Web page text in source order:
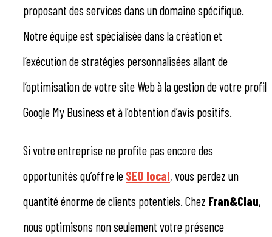
proposant des services dans un domaine spécifique.
Notre équipe est spécialisée dans la création et
l’exécution de stratégies personnalisées allant de
l’optimisation de votre site Web à la gestion de votre profil
Google My Business et à l’obtention d’avis positifs.
Si votre entreprise ne profite pas encore des
opportunités qu’offre le SEO local, vous perdez un
quantité énorme de clients potentiels. Chez Fran&Clau,
nous optimisons non seulement votre présence